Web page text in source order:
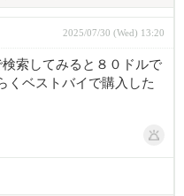
2025/07/30 (Wed) 13:20
検索してみると８０ドルで
くベストバイで購入した